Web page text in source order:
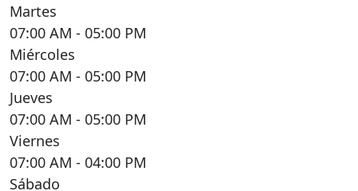
Martes
07:00 AM - 05:00 PM
Miércoles
07:00 AM - 05:00 PM
Jueves
07:00 AM - 05:00 PM
Viernes
07:00 AM - 04:00 PM
Sábado